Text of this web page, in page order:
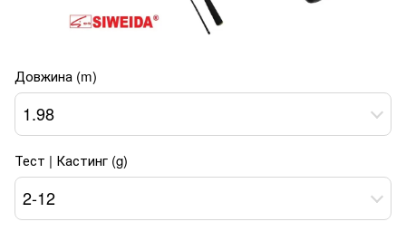
Довжина (m)
1.98
Тест | Кастинг (g)
2-12